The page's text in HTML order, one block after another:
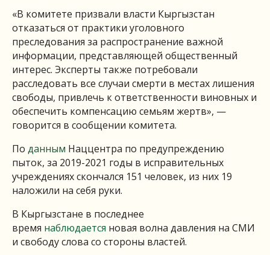
«В комитете призвали власти Кыргызстан
отказаться от практики уголовного
преследования за распространение важной
информации, представляющей общественный
интерес. Эксперты также потребовали
расследовать все случаи смерти в местах лишения
свободы, привлечь к ответственности виновных и
обеспечить компенсацию семьям жертв», —
говорится в сообщении комитета.
По данным Наццентра по предупреждению
пыток, за 2019-2021 годы в исправительных
учреждениях скончался 151 человек, из них 19
наложили на себя руки.
В Кыргызстане в последнее
время наблюдается новая волна давления на СМИ
и свободу слова со стороны властей.